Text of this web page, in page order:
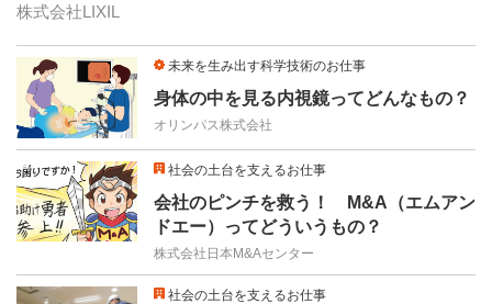
株式会社LIXIL
未来を生み出す科学技術のお仕事
身体の中を見る内視鏡ってどんなもの？
オリンパス株式会社
社会の土台を支えるお仕事
会社のピンチを救う！ M&A（エムアン
ドエー）ってどういうもの？
株式会社日本M&Aセンター
社会の土台を支えるお仕事